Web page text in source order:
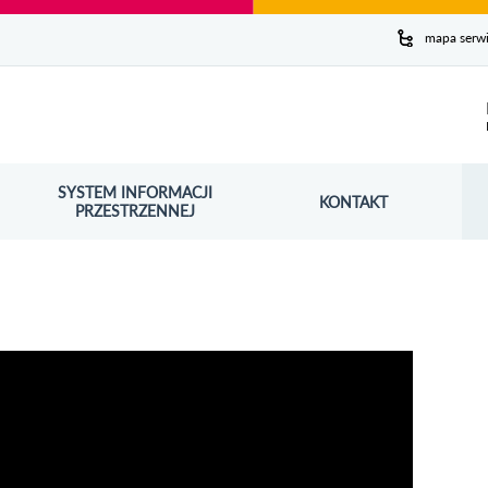
mapa
SYSTEM INFORMACJI
PRZESTRZENNEJ
OTWORZY SIĘ W NOWYM OKNIE KONTAKT